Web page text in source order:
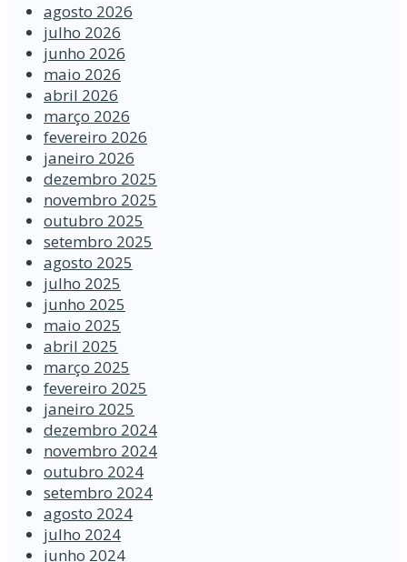
agosto 2026
julho 2026
junho 2026
maio 2026
abril 2026
março 2026
fevereiro 2026
janeiro 2026
dezembro 2025
novembro 2025
outubro 2025
setembro 2025
agosto 2025
julho 2025
junho 2025
maio 2025
abril 2025
março 2025
fevereiro 2025
janeiro 2025
dezembro 2024
novembro 2024
outubro 2024
setembro 2024
agosto 2024
julho 2024
junho 2024